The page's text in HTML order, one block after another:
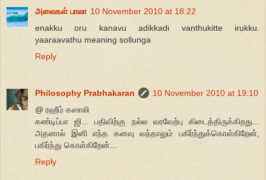
அலைகள் பாலா 10 November 2010 at 18:22
enakku oru kanavu adikkadi vanthukitte irukku.
yaaraavathu meaning sollunga
Reply
Philosophy Prabhakaran
10 November 2010 at 19:10
@ ரஹீம் கஸாலி
கண்டிப்பா ஜி... பதிவிற்கு நல்ல வரவேற்பு கிடைத்திருக்கிறது...
அதனால் இனி எந்த கனவு வந்தாலும் பகிர்ந்துக்கொள்கிறேன்,
பகிர்ந்து கொள்கிறேன்...
Reply